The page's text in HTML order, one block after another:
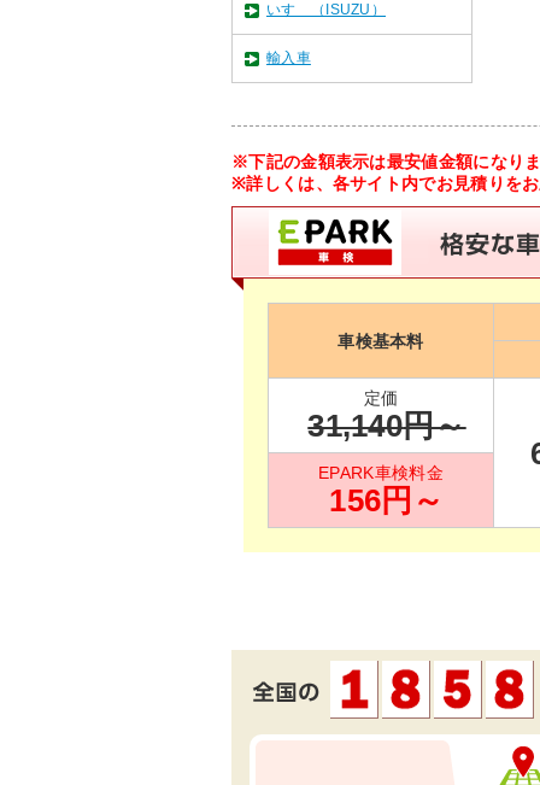
いすゞ（ISUZU）
輸入車
※下記の金額表示は最安値金額になり
※詳しくは、各サイト内でお見積りを
車検基本料
定価
31,140円～
EPARK車検料金
156円～